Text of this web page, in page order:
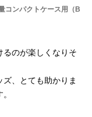
コンパクトケース用（B
のが楽しくなりそ
、とても助かりま